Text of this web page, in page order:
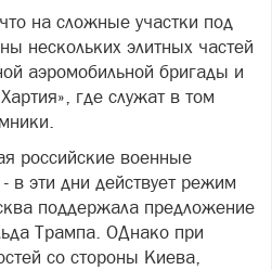
на сложные участки под
нескольких элитных частей
аэромобильной бригады и
где служат в том
российские военные
в эти дни действует режим
поддержала предложение
Трампа. ОДнако при
со стороны Киева,